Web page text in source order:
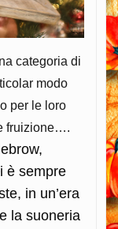
categoria di
modo
per le loro
fruizione….
è sempre
in un’era
la suoneria